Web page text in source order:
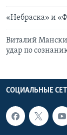
«Небраска» и
Виталий
удар по
СОЦИАЛЬНЫЕ